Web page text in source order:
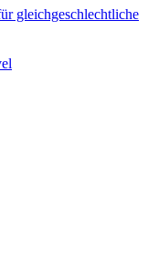
gleichgeschlechtliche